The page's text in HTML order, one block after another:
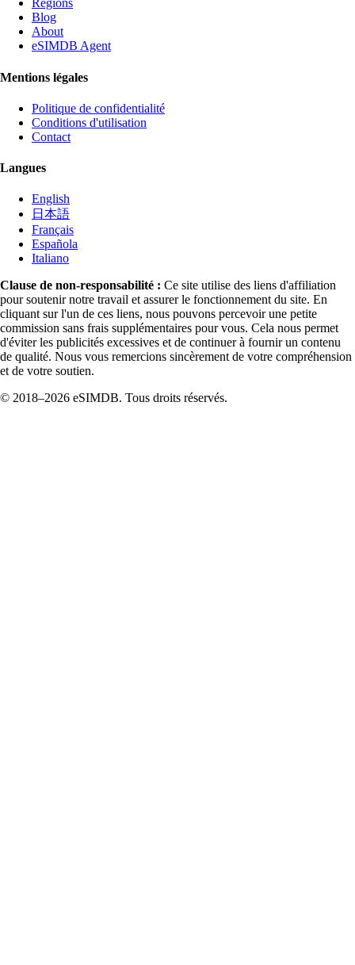
Régions
Blog
About
eSIMDB Agent
Mentions légales
Politique de confidentialité
Conditions d'utilisation
Contact
Langues
English
日本語
Français
Española
Italiano
Clause de non-responsabilité : Ce site utilise des liens d'affiliation
pour soutenir notre travail et assurer le fonctionnement du site. En
cliquant sur l'un de ces liens, nous pouvons percevoir une petite
commission sans frais supplémentaires pour vous. Cela nous permet
d'éviter les publicités excessives et de continuer à fournir un contenu
de qualité. Nous vous remercions sincèrement de votre compréhension
et de votre soutien.
© 2018–2026 eSIMDB. Tous droits réservés.